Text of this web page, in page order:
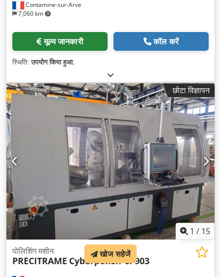
Contamine-sur-Arve
7,060 km
मूल्य जानकारी कॉल करें
स्थिति:उपयोग किया हुआ,
छोटा विज्ञापन
1 / 15
पोलिशिंग मशीन
PRECITRAME Cyberpolish CP903
खोज सहेजें